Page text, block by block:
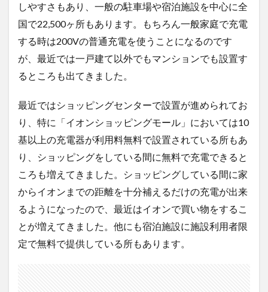
しやすさもあり、一般の駐車場や宿泊施設を中心に全
国で22,500ヶ所もあります。もちろん一般家庭で充電
する時は200Vの普通充電を使うことになるのです
が、最近では一戸建て以外でもマンションでも設置す
るところも出てきました。
最近ではショッピングセンターで設置が進められてお
り、特に「イオンショッピングモール」においては10
基以上の充電器が利用料無料で設置されている所もあ
り、ショッピングをしている間に無料で充電できると
ころも増えてきました。ショッピングしている間に家
からイオンまでの距離を十分補えるだけの充電が出来
るようになったので、最近はイオンで買い物をするこ
とが増えてきました。他にも宿泊施設に施設利用者限
定で無料で提供している所もあります。